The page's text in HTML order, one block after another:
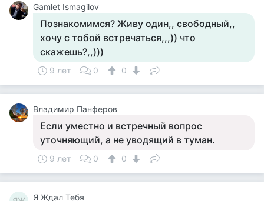
Gamlet Ismagilov
Познакомимся? Живу один,, свободный,,
хочу с тобой встречаться,,,)) что
скажешь?,,)))
9 лет 0 0
Владимир Панферов
Если уместно и встречный вопрос
уточняющий, а не уводящий в туман.
9 лет 0 0
Я Ждал Тебя